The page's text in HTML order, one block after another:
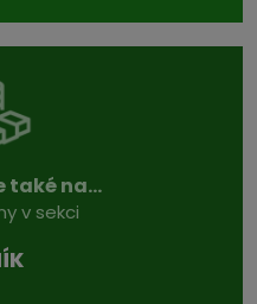
také na...
v sekci